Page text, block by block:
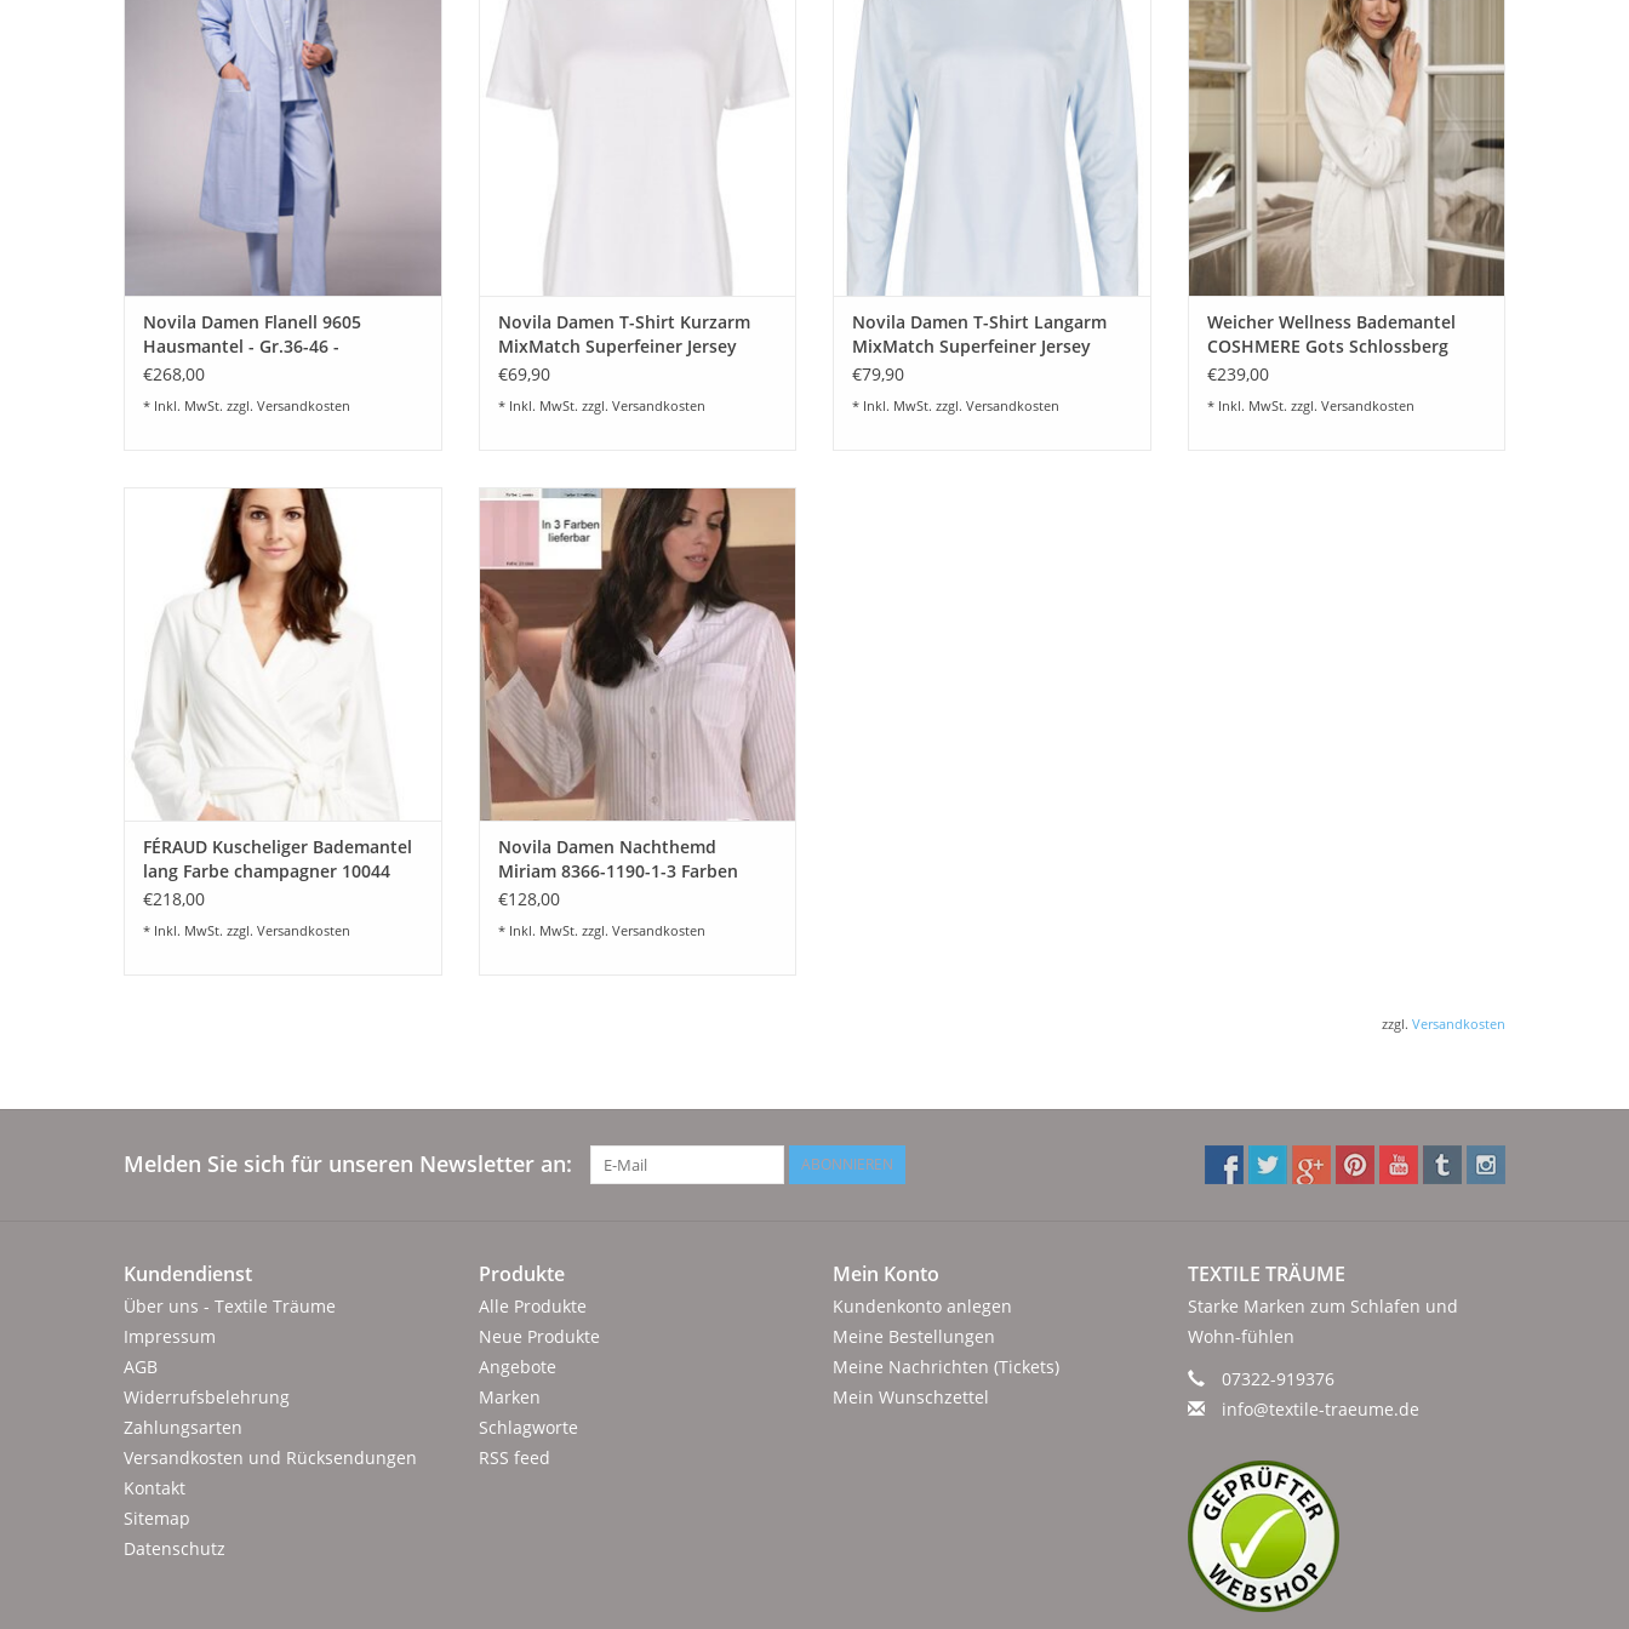
Schalkragen und zwei aufgesetzten
Taschen länge 107cm, in 3 Farben
erhältlich. Platin 9 ,Hellblau 2 , Rosé 13
ZUM WARENKORB HINZUFÜGEN
Novila Damen Flanell 9605
Hausmantel - Gr.36-46 -
€268,00
* Inkl. MwSt. zzgl. Versandkosten
Novila Damen T-Shirt Kurzarm
MixMatch Superfeiner Jersey
€69,90
* Inkl. MwSt. zzgl. Versandkosten
superfeinem Jersey. Kann als superfeines
T-Shirt oder als Nachtwäsche Oberteil zum
ZUM WARENKORB HINZUFÜGEN
Novila Damen T-Shirt Langarm
MixMatch Superfeiner Jersey
€79,90
* Inkl. MwSt. zzgl. Versandkosten
Sie und Ihn" "Die besondere flauschige
Frottier Serie für Liebhaber""100% Bio
Baumwolle"
ZUM WARENKORB HINZUFÜGEN
Weicher Wellness Bademantel
COSHMERE Gots Schlossberg
€239,00
* Inkl. MwSt. zzgl. Versandkosten
FÈRAUD Paris - Langer, eleganter
Bademantel Hausmantel Damen - Weicher
und angenehmer Mantel aus kuscheligem
Fleece Gewebe. 80% Baumwolle - 20%
Poly.. Farbe elfenbein . Ein Begleiter für
jeden Tag. Größe 36-48 High Class
Qualität.
ZUM WARENKORB HINZUFÜGEN
FÉRAUD Kuscheliger Bademantel
lang Farbe champagner 10044
€218,00
* Inkl. MwSt. zzgl. Versandkosten
Schöner elegantes Novila Damen
Nachthemd Miriam 8366-1190-1- 3 Farben
ZUM WARENKORB HINZUFÜGEN
Novila Damen Nachthemd
Miriam 8366-1190-1-3 Farben
€128,00
* Inkl. MwSt. zzgl. Versandkosten
zzgl. Versandkosten
Melden Sie sich für unseren Newsletter an: ABONNIEREN
Kundendienst
Über uns - Textile Träume
Impressum
AGB
Widerrufsbelehrung
Zahlungsarten
Versandkosten und Rücksendungen
Kontakt
Sitemap
Datenschutz
Produkte
Alle Produkte
Neue Produkte
Angebote
Marken
Schlagworte
RSS feed
Mein Konto
Kundenkonto anlegen
Meine Bestellungen
Meine Nachrichten (Tickets)
Mein Wunschzettel
TEXTILE TRÄUME
Starke Marken zum Schlafen und
Wohn-fühlen
07322-919376
info@textile-traeume.de